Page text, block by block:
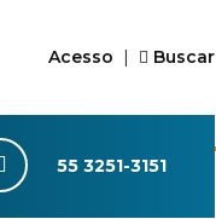
Acesso | Buscar
55 3251-3151